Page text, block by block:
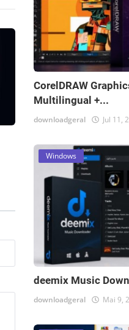
CorelDRAW
Multilingual +...
downloadgeral Jul 11,
Windows
deemix Music
downloadgeral Mai 9,